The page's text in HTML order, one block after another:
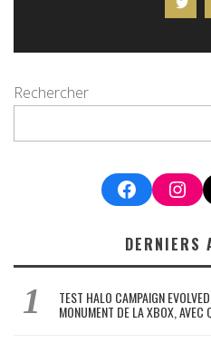
Rechercher
Facebook
DERNIERS
TEST HALO CAMPAIGN
MONUMENT DE LA XBOX, AVEC